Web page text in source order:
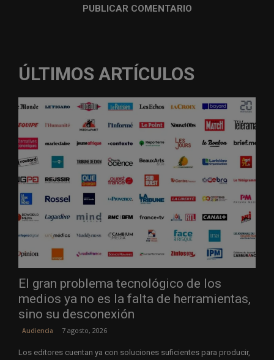
ÚLTIMOS ARTÍCULOS
El gran problema tecnológico de los
medios ya no es la falta de herramientas,
sino su desconexión
Audiencia 7 agosto, 2026
Los editores cuentan ya con soluciones suficientes para producir,